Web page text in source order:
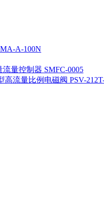
A-100N
量控制器 SMFC-0005
流量比例电磁阀 PSV-